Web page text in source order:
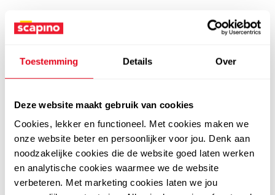
Toestemming Details Over
Deze website maakt gebruik van cookies
Cookies, lekker en functioneel. Met cookies maken we
onze website beter en persoonlijker voor jou. Denk aan
noodzakelijke cookies die de website goed laten werken
en analytische cookies waarmee we de website
verbeteren. Met marketing cookies laten we jou